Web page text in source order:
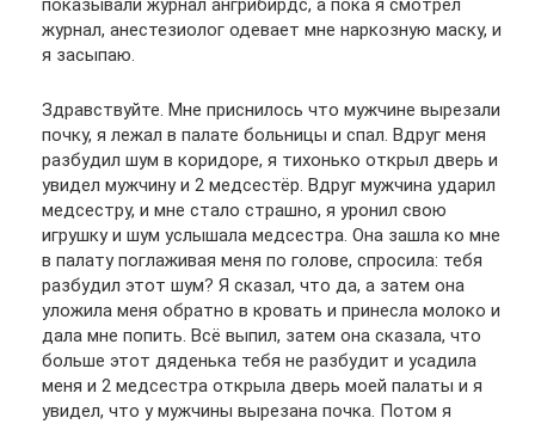
показывали журнал ангрибирдс, а пока я смотрел
журнал, анестезиолог одевает мне наркозную маску, и
я засыпаю.
Здравствуйте. Мне приснилось что мужчине вырезали
почку, я лежал в палате больницы и спал. Вдруг меня
разбудил шум в коридоре, я тихонько открыл дверь и
увидел мужчину и 2 медсестёр. Вдруг мужчина ударил
медсестру, и мне стало страшно, я уронил свою
игрушку и шум услышала медсестра. Она зашла ко мне
в палату поглаживая меня по голове, спросила: тебя
разбудил этот шум? Я сказал, что да, а затем она
уложила меня обратно в кровать и принесла молоко и
дала мне попить. Всё выпил, затем она сказала, что
больше этот дяденька тебя не разбудит и усадила
меня и 2 медсестра открыла дверь моей палаты и я
увидел, что у мужчины вырезана почка. Потом я